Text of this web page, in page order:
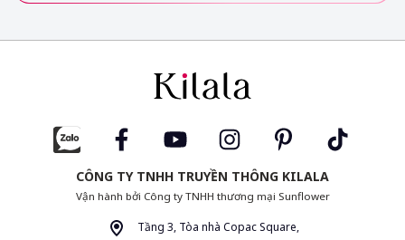
CÔNG TY TNHH TRUYỀN THÔNG KILALA
Vận hành bởi Công ty TNHH thương mại Sunflower
Tầng 3, Tòa nhà Copac Square,